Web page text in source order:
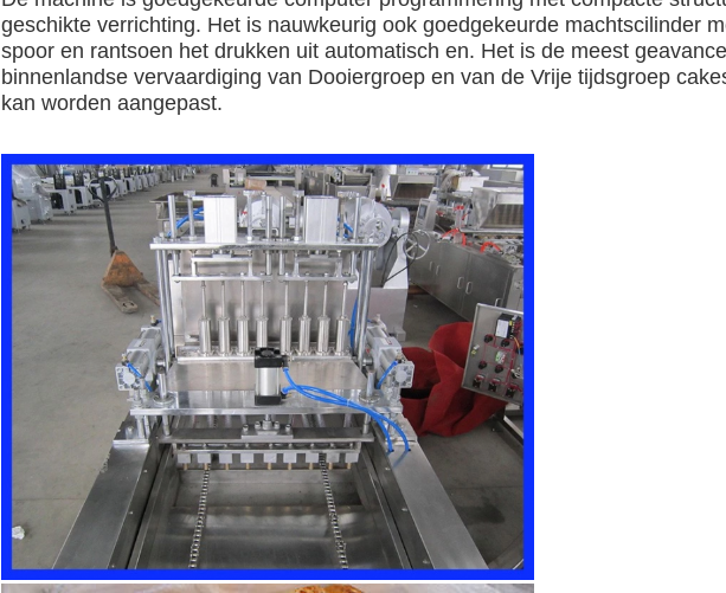
geschikte verrichting. Het is nauwkeurig ook goedgekeurde machtscilinder
spoor en rantsoen het drukken uit automatisch en. Het is de meest
binnenlandse vervaardiging van Dooiergroep en van de Vrije tijdsgroep
kan worden aangepast.